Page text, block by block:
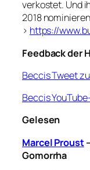
verkostet. Und
2018
> https://
Feedback der
Beccis Tweet
Beccis
Gelesen
Marcel Proust
Gomorrha